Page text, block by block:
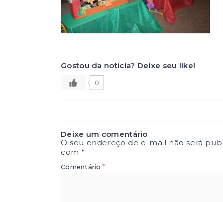
Gostou da notícia? Deixe seu like!
0
Deixe um comentário
O seu endereço de e-mail não será
com*
Comentário *